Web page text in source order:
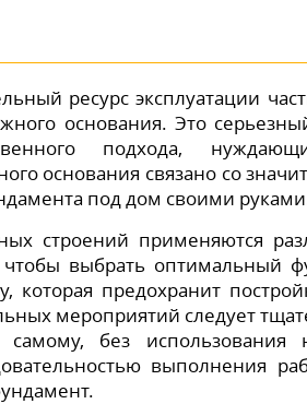
ресурс эксплуатации
основания. Это
подхода,
основания связано со
под дом своими
строений применяются
чтобы выбрать
которая предохранит
мероприятий следует
самому, без
выполнения